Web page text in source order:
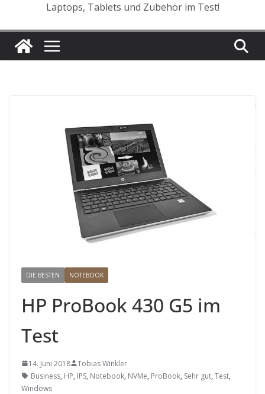
Laptops, Tablets und Zubehör im Test!
DIE BESTEN NOTEBOOK
HP ProBook 430 G5 im
Test
14. Juni 2018
Tobias Winkler
Business, HP, IPS, Notebook, NVMe, ProBook, Sehr gut, Test,
Windows